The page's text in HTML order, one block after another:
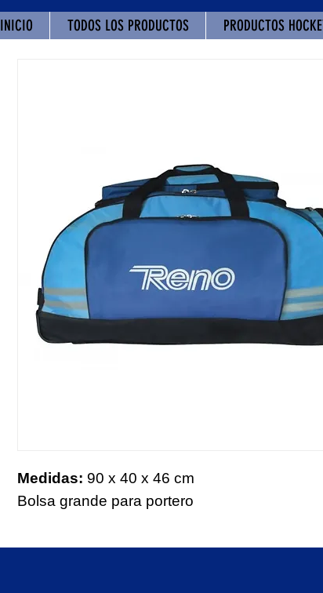
INICIO TODOS LOS PRODUCTOS PRODUCTOS
Medidas: 90 x 40 x 46 cm
Bolsa grande para portero